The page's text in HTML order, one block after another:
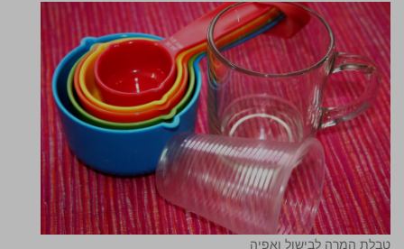
טבלת המרה לבישול ואפיה